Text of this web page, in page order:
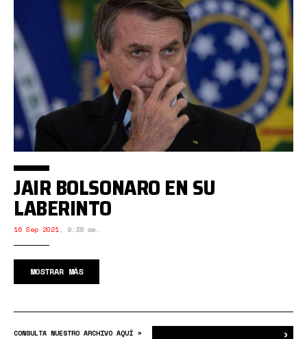
JAIR BOLSONARO EN SU
LABERINTO
16 Sep 2021, 9:38 am.
MOSTRAR MÁS
CONSULTA NUESTRO ARCHIVO AQUÍ > ›